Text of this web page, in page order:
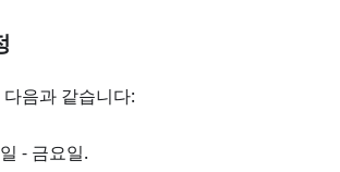
음과 같습니다:
- 금요일.